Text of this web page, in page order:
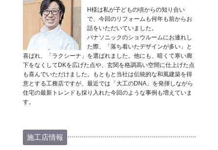
H様は私が子どもの頃からの知り合い
で、今回のリフォームも何年も前からお
話をいただいていました。
パナソニックのショウルームにお連れし
た際、「落ち着いたデザインが多い」と
喜ばれ、「ラクシーナ」を選ばれました。他にも、暗くて寒い廊
下をなくしてDKを広げた点や、玄関を格調高い空間に仕上げた点
も喜んでいただけました。もともと当社は伝統的な和風建築を得
意とする工務店ですが、最近では「大工のDNA」を発揮しながら
住宅の最新トレンドも採り入れた今回のような事例も増えていま
す。
施工店情報